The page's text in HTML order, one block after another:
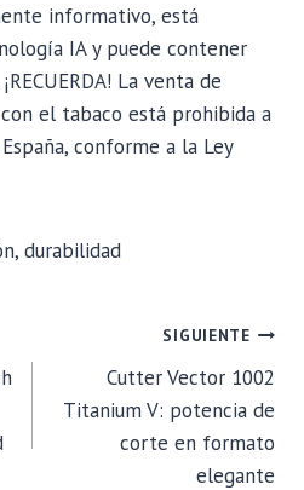
informativo, está
IA y puede contener
La venta de
el tabaco está prohibida a
conforme a la Ley
durabilidad
SIGUIENTE
Cutter Vector 1002
Titanium V: potencia de
corte en formato
elegante